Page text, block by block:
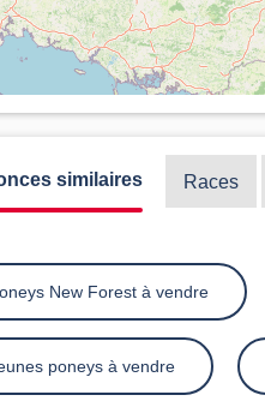
similaires Races
New Forest à vendre
poneys à vendre